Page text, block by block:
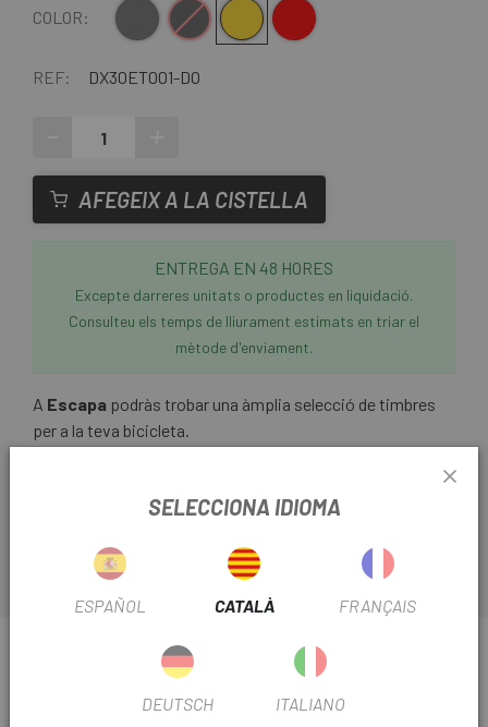
COLOR: Negre DauratVermell
REF: DX30ET001-DO
AFEGEIX A LA CISTELLA
ENTREGA EN 48 HORES
Excepte darreres unitats o productes en liquidació.
Consulteu els temps de lliurament estimats en triar el
mètode d'enviament.
A Escapa podràs trobar una àmplia selecció de timbres
per a la teva bicicleta.
diferents colors.
INFORMACIÓ SOBRE TIMBRE ELTIN
FITXA DE PRODUCTE
SELECCIONA IDIOMA
ESPAÑOL CATALÀ FRANÇAIS
DEUTSCH ITALIANO